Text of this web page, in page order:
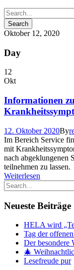
Oktober 12, 2020
Day
12
Okt
Informationen
12. Oktober 2020By
Im Bereich Service
mit
nach abgeklungenen
teilnehmen zu lassen.
Weiterlesen
Neueste Beiträge
HELA wird
Tag der
Der besondere
🎄
Lesefreude pur